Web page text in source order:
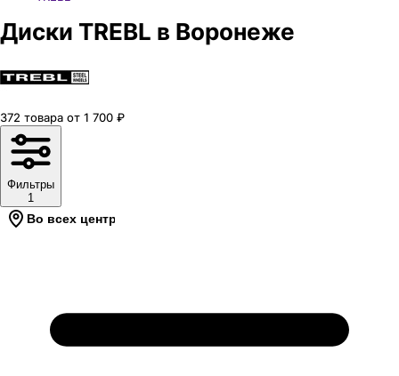
Диски TREBL в Воронеже
372 товара от 1 700 ₽
Фильтры
1
Во всех центрах